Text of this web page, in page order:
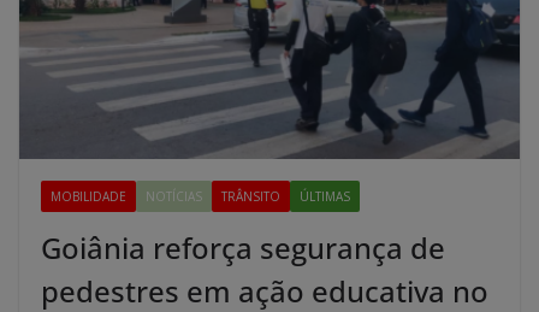
MOBILIDADE NOTÍCIAS TRÂNSITO ÚLTIMAS
Goiânia reforça segurança de
pedestres em ação educativa no